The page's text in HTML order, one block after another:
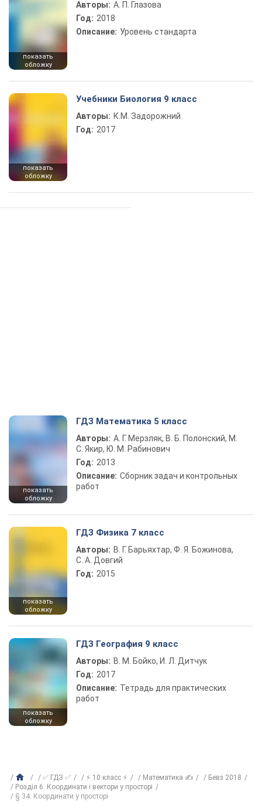
показать
обложку
Авторы: А. П. Глазова
Год: 2018
Описание: Уровень стандарта
показать
обложку
Учебники Биология 9 класс
Авторы: К.М. Задорожний
Год: 2017
показать
обложку
ГДЗ Математика 5 класс
Авторы: А. Г. Мерзляк, В. Б. Полонский, М.
С. Якир, Ю. М. Рабинович
Год: 2013
Описание: Сборник задач и контрольных
работ
показать
обложку
ГДЗ Физика 7 класс
Авторы: В. Г. Барьяхтар, Ф. Я. Божинова,
С. А. Довгий
Год: 2015
показать
обложку
ГДЗ География 9 класс
Авторы: В. М. Бойко, И. Л. Дитчук
Год: 2017
Описание: Тетрадь для практических
работ
✅ ГДЗ ✅ ⚡ 10 класс ⚡ Математика ✍
Бевз 2018
Розділ 6. Координати і вектори у просторі
§ 34. Координати у просторі